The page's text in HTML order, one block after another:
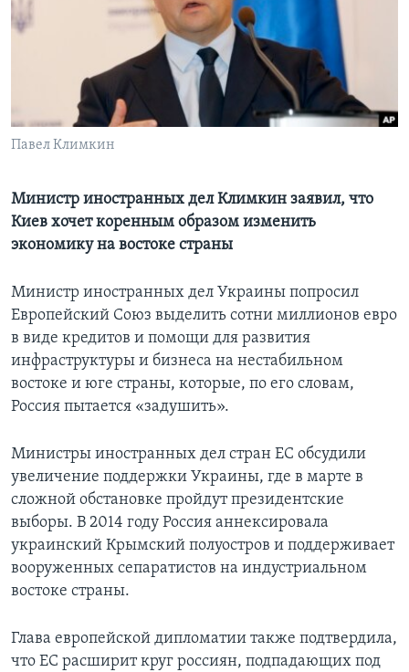
Learning English
СОЦИАЛЬНЫЕ СЕТИ
Павел Климкин
Министр иностранных дел Климкин заявил, что
Киев хочет коренным образом изменить
экономику на востоке страны
Министр иностранных дел Украины попросил
Европейский Союз выделить сотни миллионов евро
в виде кредитов и помощи для развития
инфраструктуры и бизнеса на нестабильном
востоке и юге страны, которые, по его словам,
Россия пытается «задушить».
Министры иностранных дел стран ЕС обсудили
увеличение поддержки Украины, где в марте в
сложной обстановке пройдут президентские
выборы. В 2014 году Россия аннексировала
украинский Крымский полуостров и поддерживает
вооруженных сепаратистов на индустриальном
востоке страны.
Глава европейской дипломатии также подтвердила,
что ЕС расширит круг россиян, подпадающих под